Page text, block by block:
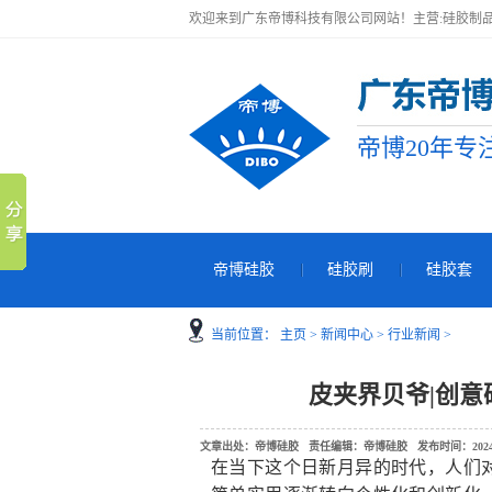
欢迎来到广东帝博科技有限公司网站！主营:硅胶制
帝博20年专
帝博硅胶 硅胶刷 硅胶套
当前位置： 主页 > 新闻中心 > 行业新闻 >
皮夹界贝爷|创
文章出处：帝博硅胶 责任编辑：帝博硅胶 发布时间：
在当下这个日新月异的时代，人们